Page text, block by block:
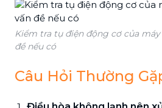
Kiểm tra tụ điện động cơ của máy
đề nếu có
Câu Hỏi Thường